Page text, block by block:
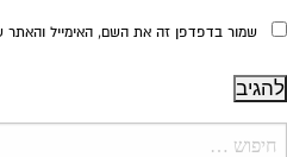
שמור בדפדפן זה את השם, האימייל